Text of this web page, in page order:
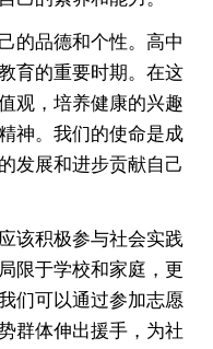
品德和个性。高中
育的重要时期。在这
观，培养健康的兴趣
神。我们的使命是成
发展和进步贡献自己
积极参与社会实践
限于学校和家庭，更
们可以通过参加志愿
群体伸出援手，为社